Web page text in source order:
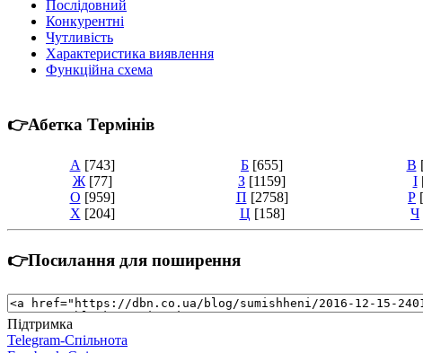
Послідовний
Конкурентні
Чутливість
Характеристика виявлення
Функційна схема
👉Абетка Термінів
А [743] Б [655] В
Ж [77] З [1159] І
О [959] П [2758] Р
Х [204] Ц [158] Ч
👉Посилання для поширення
Підтримка
Telegram-Спільнота